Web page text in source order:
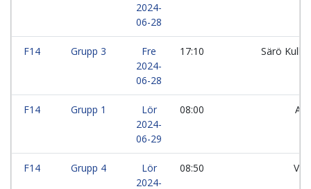
2024-
06-28
F14 Grupp 3
Fre
2024-
06-28
17:10 Särö
F14 Grupp 1
Lör
2024-
06-29
08:00
F14 Grupp 4
Lör
2024-
08:50